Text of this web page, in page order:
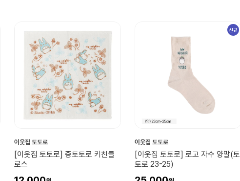
이웃집 토토로
[이웃집 토토로] 중토토로 키친클
로스
이웃집 토토로
[이웃집 토토로] 로고 자수 양말(토
토로 23-25)
신규